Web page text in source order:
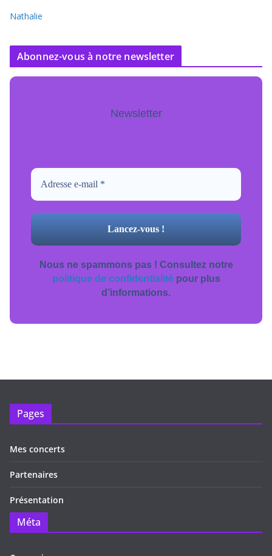
Nathalie
Abonnez-vous à notre newsletter
Newsletter
Nous ne spammons pas ! Consultez notre
politique de confidentialitépour plus
d’informations.
Pages
Mes concerts
Partenaires
Présentation
Méta